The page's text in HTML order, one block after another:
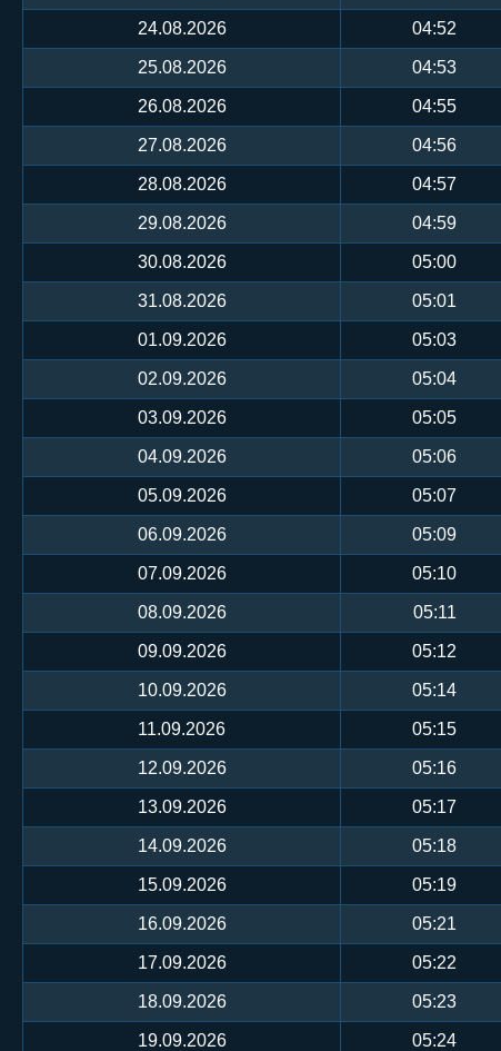
24.08.2026 04:52
25.08.2026 04:53
26.08.2026 04:55
27.08.2026 04:56
28.08.2026 04:57
29.08.2026 04:59
30.08.2026 05:00
31.08.2026 05:01
01.09.2026 05:03
02.09.2026 05:04
03.09.2026 05:05
04.09.2026 05:06
05.09.2026 05:07
06.09.2026 05:09
07.09.2026 05:10
08.09.2026 05:11
09.09.2026 05:12
10.09.2026 05:14
11.09.2026 05:15
12.09.2026 05:16
13.09.2026 05:17
14.09.2026 05:18
15.09.2026 05:19
16.09.2026 05:21
17.09.2026 05:22
18.09.2026 05:23
19.09.2026 05:24